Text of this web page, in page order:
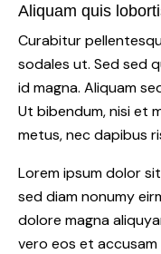
Aliquam quis
Curabitur
sodales ut. Sed sed
id magna. Aliquam
Ut bibendum, nisi et
metus, nec dapibus
Lorem ipsum dolor
sed diam nonumy
dolore magna
vero eos et